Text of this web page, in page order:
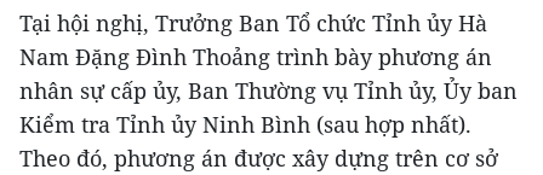
Tại hội nghị, Trưởng Ban Tổ chức Tỉnh ủy Hà
Nam Đặng Đình Thoảng trình bày phương án
nhân sự cấp ủy, Ban Thường vụ Tỉnh ủy, Ủy ban
Kiểm tra Tỉnh ủy Ninh Bình (sau hợp nhất).
Theo đó, phương án được xây dựng trên cơ sở